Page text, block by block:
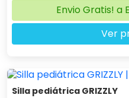
Envio Gratis! a
Ver
Silla pediátrica GRIZZLY